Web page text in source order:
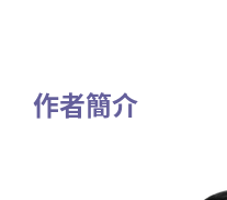
作者簡介